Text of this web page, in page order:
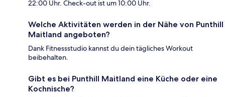
22:00 Uhr. Check-out ist um 10:00 Uhr.
Welche Aktivitäten werden in der Nähe von Punthill
Maitland angeboten?
Dank Fitnessstudio kannst du dein tägliches Workout
beibehalten.
Gibt es bei Punthill Maitland eine Küche oder eine
Kochnische?